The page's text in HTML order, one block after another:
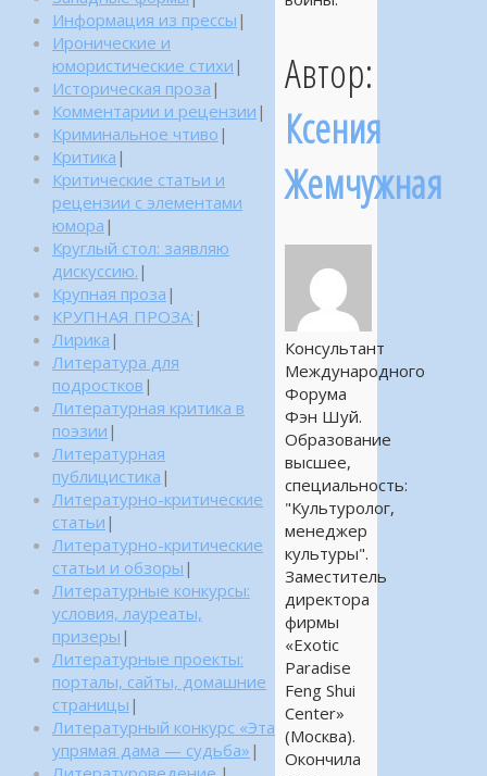
Автор:
Ксения
Жемчужная
Консультант
Международного
Форума
Фэн Шуй.
Образование
высшее,
специальность:
"Культуролог,
менеджер
культуры".
Заместитель
директора
фирмы
«Exotic
Paradise
Feng Shui
Center»
(Москва).
Окончила
Информация из прессы |
Иронические и
юмористические стихи |
Историческая проза |
Комментарии и рецензии |
Криминальное чтиво |
Критика |
Критические статьи и
рецензии с элементами
юмора |
Круглый стол: заявляю
дискуссию. |
Крупная проза |
КРУПНАЯ ПРОЗА: |
Лирика |
Литература для
подростков |
Литературная критика в
поэзии |
Литературная
публицистика |
Литературно-критические
статьи |
Литературно-критические
статьи и обзоры |
Литературные конкурсы:
условия, лауреаты,
призеры |
Литературные проекты:
порталы, сайты, домашние
страницы |
Литературный конкурс «Эта
упрямая дама — судьба» |